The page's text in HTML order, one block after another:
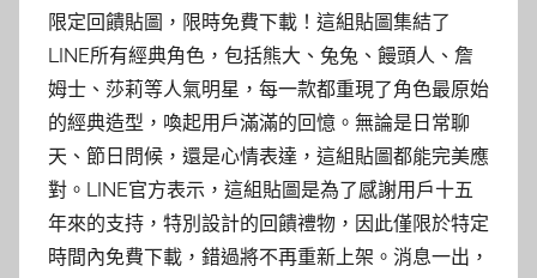
限定回饋貼圖，限時免費下載！這組貼圖集結了
LINE所有經典角色，包括熊大、兔兔、饅頭人、詹
姆士、莎莉等人氣明星，每一款都重現了角色最原始
的經典造型，喚起用戶滿滿的回憶。無論是日常聊
天、節日問候，還是心情表達，這組貼圖都能完美應
對。LINE官方表示，這組貼圖是為了感謝用戶十五
年來的支持，特別設計的回饋禮物，因此僅限於特定
時間內免費下載，錯過將不再重新上架。消息一出，